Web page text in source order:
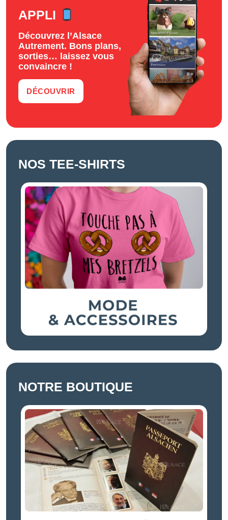
APPLI
Découvrez l’Alsace
Autrement. Bons plans,
sorties… laissez vous
convaincre !
DÉCOUVRIR
NOS TEE-SHIRTS
NOTRE BOUTIQUE